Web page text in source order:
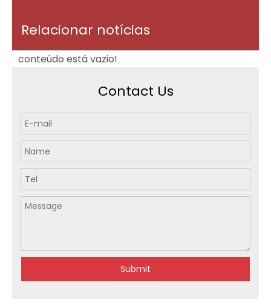
Relacionar notícias
conteúdo está vazio!
Contact Us
Submit